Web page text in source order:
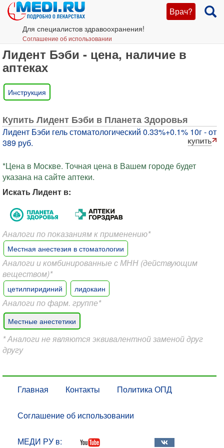
Врач?
Для специалистов здравоохранения!
Соглашение об использовании
Лидент Бэби - цена, наличие в
аптеках
Инструкция
Купить Лидент Бэби в Планета Здоровья
Лидент Бэби гель стоматологический 0.33%+0.1% 10г - от
389 руб.
*Цена в Москве. Точная цена в Вашем городе будет
указана на сайте аптеки.
Искать Лидент в:
Аналоги по показаниям к применению*
Местная анестезия в стоматологии
Аналоги и комбинированные с МНН (действующим
веществом)*
цетилпиридиний лидокаин
Аналоги по фарм. группе*
Местные анестетики
* Аналоги не являются эквивалентной заменой друг
другу
Главная Контакты Политика ОПД
Соглашение об использовании
МЕДИ РУ в: